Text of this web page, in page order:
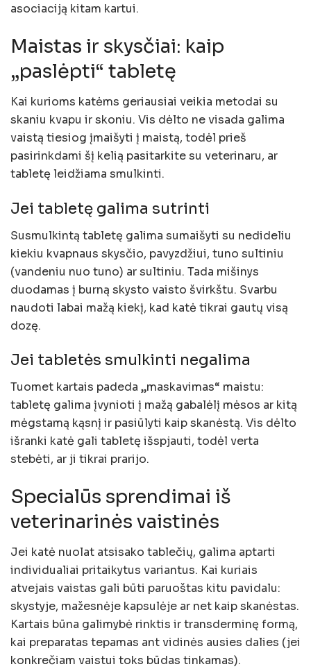
asociaciją kitam kartui.
Maistas ir skysčiai: kaip
„paslėpti“ tabletę
Kai kurioms katėms geriausiai veikia metodai su
skaniu kvapu ir skoniu. Vis dėlto ne visada galima
vaistą tiesiog įmaišyti į maistą, todėl prieš
pasirinkdami šį kelią pasitarkite su veterinaru, ar
tabletę leidžiama smulkinti.
Jei tabletę galima sutrinti
Susmulkintą tabletę galima sumaišyti su nedideliu
kiekiu kvapnaus skysčio, pavyzdžiui, tuno sultiniu
(vandeniu nuo tuno) ar sultiniu. Tada mišinys
duodamas į burną skysto vaisto švirkštu. Svarbu
naudoti labai mažą kiekį, kad katė tikrai gautų visą
dozę.
Jei tabletės smulkinti negalima
Tuomet kartais padeda „maskavimas“ maistu:
tabletę galima įvynioti į mažą gabalėlį mėsos ar kitą
mėgstamą kąsnį ir pasiūlyti kaip skanėstą. Vis dėlto
išranki katė gali tabletę išspjauti, todėl verta
stebėti, ar ji tikrai prarijo.
Specialūs sprendimai iš
veterinarinės vaistinės
Jei katė nuolat atsisako tablečių, galima aptarti
individualiai pritaikytus variantus. Kai kuriais
atvejais vaistas gali būti paruoštas kitu pavidalu:
skystyje, mažesnėje kapsulėje ar net kaip skanėstas.
Kartais būna galimybė rinktis ir transderminę formą,
kai preparatas tepamas ant vidinės ausies dalies (jei
konkrečiam vaistui toks būdas tinkamas).